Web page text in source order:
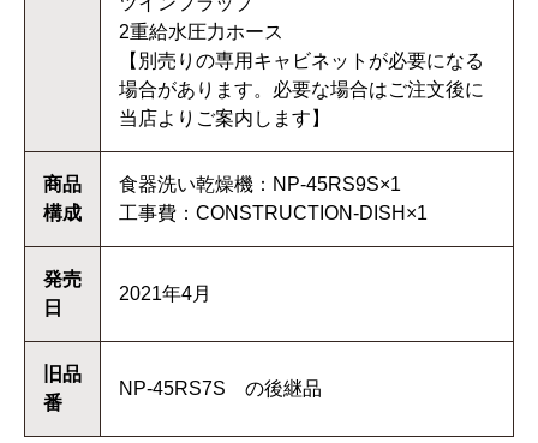
2重給水圧力ホース
【別売りの専用キャビネットが必要になる
場合があります。必要な場合はご注文後に
当店よりご案内します】
商品
構成
食器洗い乾燥機：NP-45RS9S×1
工事費：CONSTRUCTION-DISH×1
発売
日
2021年4月
旧品
番
NP-45RS7S の後継品